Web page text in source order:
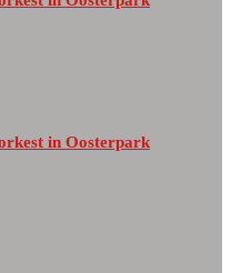
in Oosterpark